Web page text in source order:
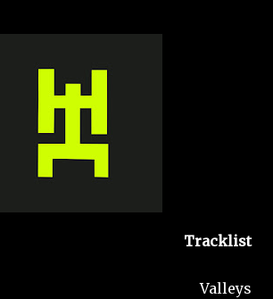
Tracklist
Valleys